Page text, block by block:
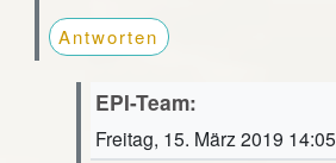
Antworten
EPI-Team:
Freitag, 15. März 2019 14:05